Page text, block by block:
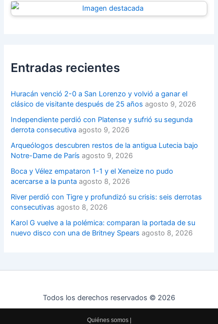
Entradas recientes
Huracán venció 2-0 a San Lorenzo y volvió a ganar el
clásico de visitante después de 25 años agosto 9, 2026
Independiente perdió con Platense y sufrió su segunda
derrota consecutiva agosto 9, 2026
Arqueólogos descubren restos de la antigua Lutecia bajo
Notre-Dame de París agosto 9, 2026
Boca y Vélez empataron 1-1 y el Xeneize no pudo
acercarse a la punta agosto 8, 2026
River perdió con Tigre y profundizó su crisis: seis derrotas
consecutivas agosto 8, 2026
Karol G vuelve a la polémica: comparan la portada de su
nuevo disco con una de Britney Spears agosto 8, 2026
Todos los derechos reservados © 2026
Quiénes somos|